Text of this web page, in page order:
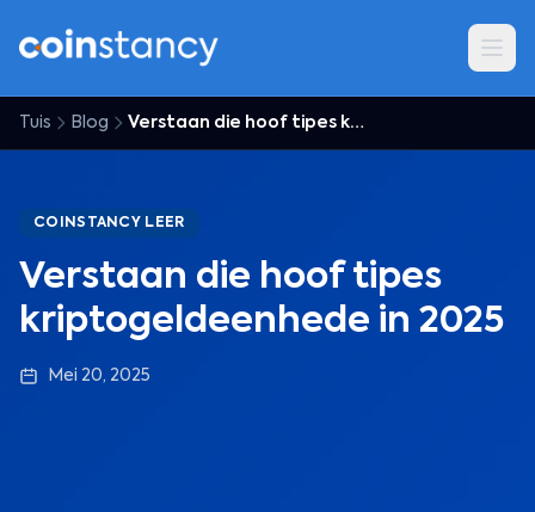
Tuis Blog Verstaan die hoof tipes kriptogeldeenhede in 2025
COINSTANCY LEER
Verstaan die hoof tipes
kriptogeldeenhede in 2025
Mei 20, 2025